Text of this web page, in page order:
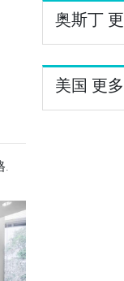
.
奥斯丁
美国 更